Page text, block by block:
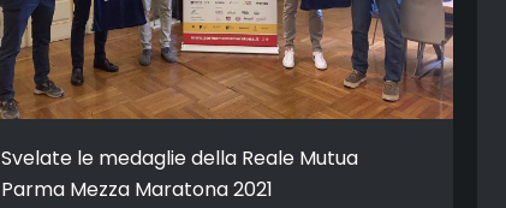
Svelate le medaglie della Reale Mutua
Parma Mezza Maratona 2021